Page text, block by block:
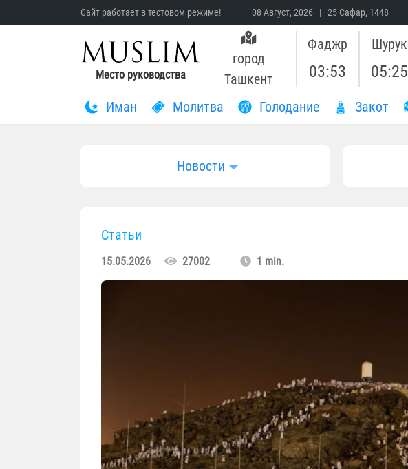
Сайт работает в тестовом режиме! 08 Август, 2026 | 25 Сафар, 1448
Место руководства
город
Ташкент
Фаджр
03:53
Шурук
05:25
Иман Молитва Голодание Закот
Новости
Статьи
15.05.2026 27002 1 min.